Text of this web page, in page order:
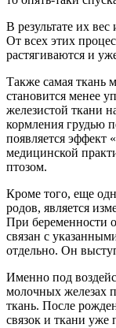
В результате их
От всех этих
растягиваются и
Также самая ткань
становится менее
железистой ткани
кормления грудью
появляется
медицинской
птозом.
Кроме того, еще
родов, является
При беременности
связан с
отдельно. Он
Именно под
молочных железах
ткань. После
связок и ткани